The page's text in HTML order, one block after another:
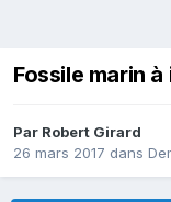
Fossile marin
Par Robert Girard
26 mars 2017 dans